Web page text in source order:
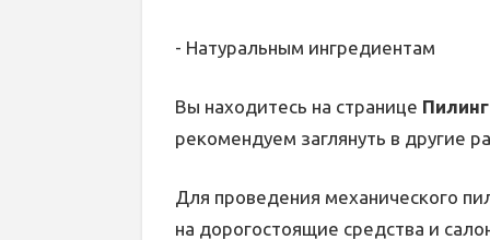
- Натуральным ингредиентам
Вы находитесь на странице
рекомендуем заглянуть в другие
Для проведения механического
на дорогостоящие средства и